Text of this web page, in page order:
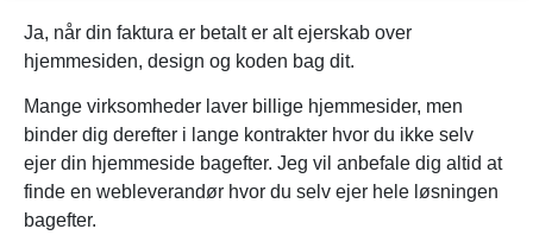
Ja, når din faktura er betalt er alt ejerskab over
hjemmesiden, design og koden bag dit.
Mange virksomheder laver billige hjemmesider, men
binder dig derefter i lange kontrakter hvor du ikke selv
ejer din hjemmeside bagefter. Jeg vil anbefale dig altid at
finde en webleverandør hvor du selv ejer hele løsningen
bagefter.